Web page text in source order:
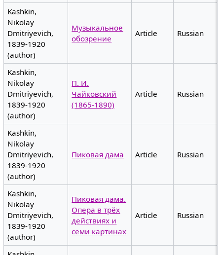
Kashkin,
Nikolay
Dmitriyevich,
1839-1920
(author)
Музыкальное
обозрение
Article Russian
Kashkin,
Nikolay
Dmitriyevich,
1839-1920
(author)
П. И.
Чайковский
(1865-1890)
Article Russian
Kashkin,
Nikolay
Dmitriyevich,
1839-1920
(author)
Пиковая дама Article Russian
Kashkin,
Nikolay
Dmitriyevich,
1839-1920
(author)
Пиковая дама.
Опера в трёх
действиях и
семи картинах
Article Russian